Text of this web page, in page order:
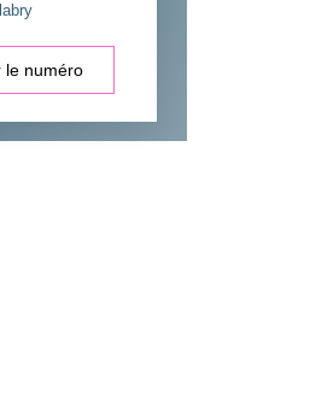
le numéro